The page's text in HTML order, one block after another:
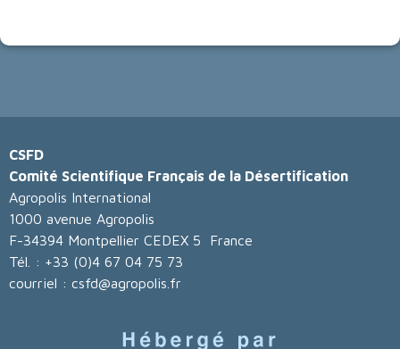
CSFD
Comité Scientifique Français de la Désertification
Agropolis International
1000 avenue Agropolis
F-34394 Montpellier CEDEX 5 France
Tél. : +33 (0)4 67 04 75 73
courriel : csfd@agropolis.fr